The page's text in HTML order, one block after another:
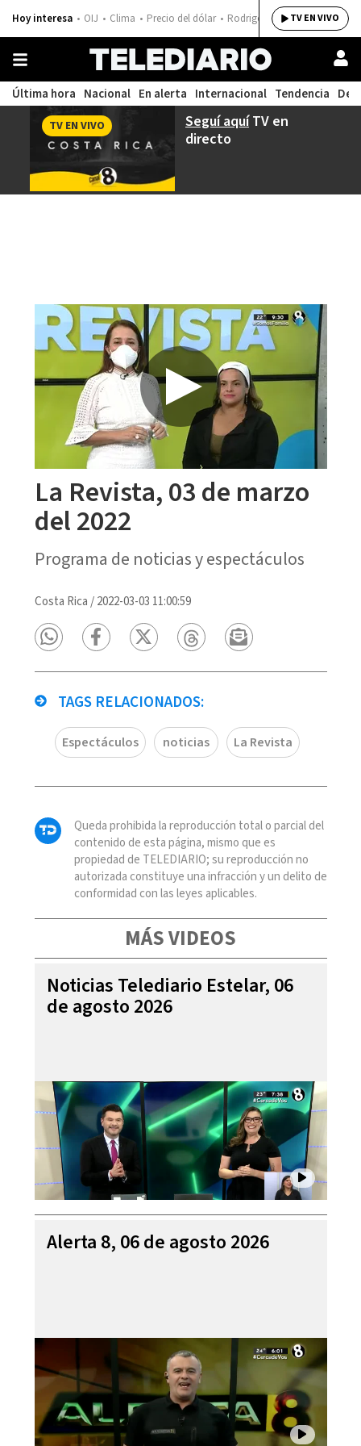
Hoy interesa OIJ Clima Precio del dólar Rodrigo ChavesTV EN VIVO
Última hora Nacional En alerta Internacional Tendencia
Seguí aquíTV en
directo
TV EN VIVO
La Revista, 03 de marzo
del 2022
Programa de noticias y espectáculos
Costa Rica /2022-03-03 11:00:59
TAGS RELACIONADOS:
Espectáculos noticias La Revista
Queda prohibida la reproducción total o parcial del
contenido de esta página, mismo que es
propiedad de TELEDIARIO; su reproducción no
autorizada constituye una infracción y un delito de
conformidad con las leyes aplicables.
MÁS VIDEOS
Noticias Telediario Estelar, 06
de agosto 2026
Alerta 8, 06 de agosto 2026